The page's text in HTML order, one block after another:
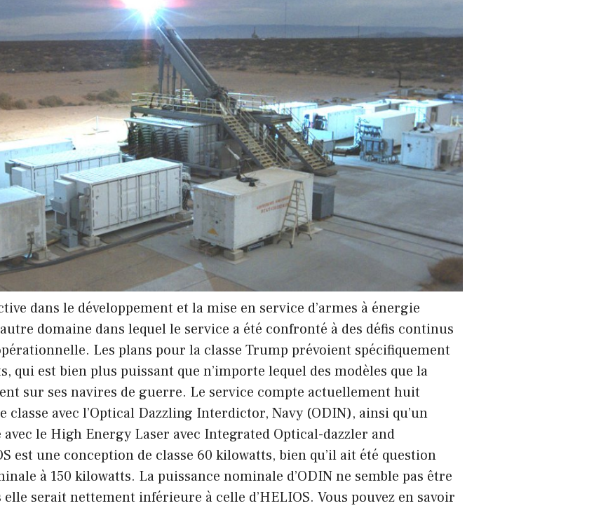
dans le développement et la mise en service d’armes à énergie
domaine dans lequel le service a été confronté à des défis continus
Les plans pour la classe Trump prévoient spécifiquement
qui est bien plus puissant que n’importe lequel des modèles que la
sur ses navires de guerre. Le service compte actuellement huit
classe avec l’Optical Dazzling Interdictor, Navy (ODIN), ainsi qu’un
le High Energy Laser avec Integrated Optical-dazzler and
est une conception de classe 60 kilowatts, bien qu’il ait été question
à 150 kilowatts. La puissance nominale d’ODIN ne semble pas être
serait nettement inférieure à celle d’HELIOS. Vous pouvez en savoir